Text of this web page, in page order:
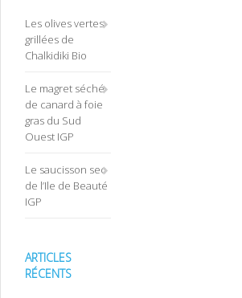
Les olives vertes
grillées de
Chalkidiki Bio
Le magret séché
de canard à foie
gras du Sud
Ouest IGP
Le saucisson sec
de l’Ile de Beauté
IGP
ARTICLES
RÉCENTS